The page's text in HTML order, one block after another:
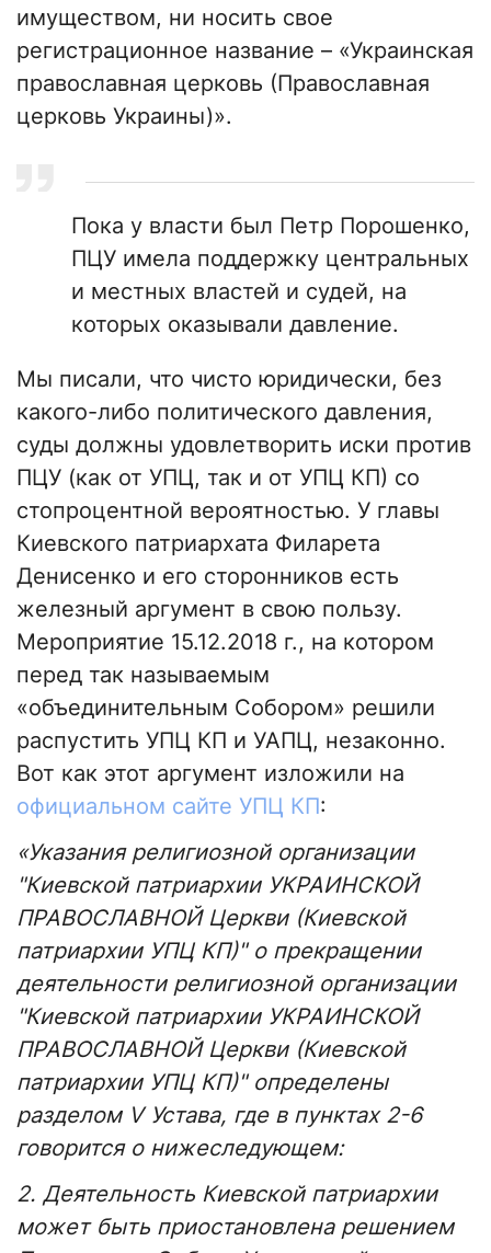
имуществом, ни носить свое
регистрационное название – «Украинская
православная церковь (Православная
церковь Украины)».
Пока у власти был Петр Порошенко,
ПЦУ имела поддержку центральных
и местных властей и судей, на
которых оказывали давление.
Мы писали, что чисто юридически, без
какого-либо политического давления,
суды должны удовлетворить иски против
ПЦУ (как от УПЦ, так и от УПЦ КП) со
стопроцентной вероятностью. У главы
Киевского патриархата Филарета
Денисенко и его сторонников есть
железный аргумент в свою пользу.
Мероприятие 15.12.2018 г., на котором
перед так называемым
«объединительным Собором» решили
распустить УПЦ КП и УАПЦ, незаконно.
Вот как этот аргумент изложили на
официальном сайте УПЦ КП:
«Указания религиозной организации
"Киевской патриархии УКРАИНСКОЙ
ПРАВОСЛАВНОЙ Церкви (Киевской
патриархии УПЦ КП)" о прекращении
деятельности религиозной организации
"Киевской патриархии УКРАИНСКОЙ
ПРАВОСЛАВНОЙ Церкви (Киевской
патриархии УПЦ КП)" определены
разделом V Устава, где в пунктах 2-6
говорится о нижеследующем:
2. Деятельность Киевской патриархии
может быть приостановлена решением